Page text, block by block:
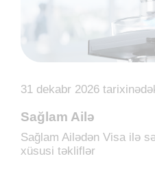
31 dekabr 2026
Sağlam Ailə
Sağlam Ailədən Visa ilə
xüsusi təkliflər